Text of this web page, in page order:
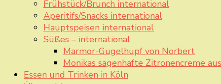
Frühstück/Brunch international
Aperitifs/Snacks international
Hauptspeisen international
Süßes – international
Marmor-Gugelhupf von Norbert
Monikas sagenhafte Zitronencreme
Essen und Trinken in Köln